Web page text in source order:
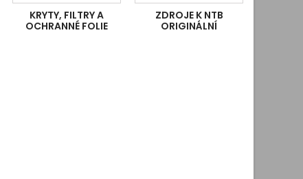
KRYTY, FILTRY A
OCHRANNÉ FOLIE
ZDROJE K NTB
ORIGINÁLNÍ